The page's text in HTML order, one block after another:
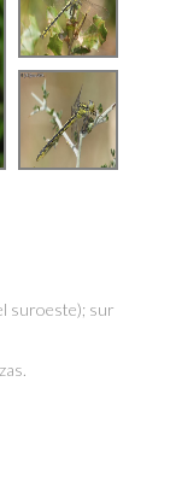
suroeste); sur